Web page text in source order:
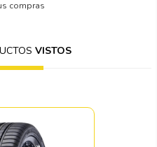
compras
VISTOS